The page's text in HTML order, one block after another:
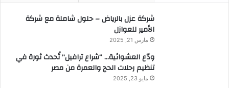
شركة عزل بالرياض – حلول شاملة مع شركة
الأمير للعوازل
مارس 21, 2025
ودّع العشوائية… “شراع ترافيل” تُحدث ثورة في
تنظيم رحلات الحج والعمرة من مصر
مايو 23, 2025